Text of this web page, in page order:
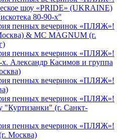
шоу «PRIDE» (UKRAINE)
80-90-х"
пенных вечеринок «ПЛЯЖ»!
& MC MAGNUM (г.
пенных вечеринок «ПЛЯЖ»!
х. Александр Касимов и группа
пенных вечеринок «ПЛЯЖ»!
пенных вечеринок «ПЛЯЖ»!
"Куртизанки" (г. Санкт-
пенных вечеринок «ПЛЯЖ»!
Москва)